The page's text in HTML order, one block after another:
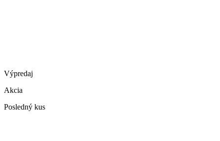
Výpredaj
Akcia
Posledný kus